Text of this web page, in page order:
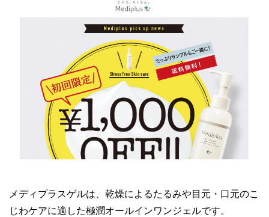
メディプラスゲルは、乾燥によるたるみや目元・口元のこ
じわケアに適した極潤オールインワンジェルです。